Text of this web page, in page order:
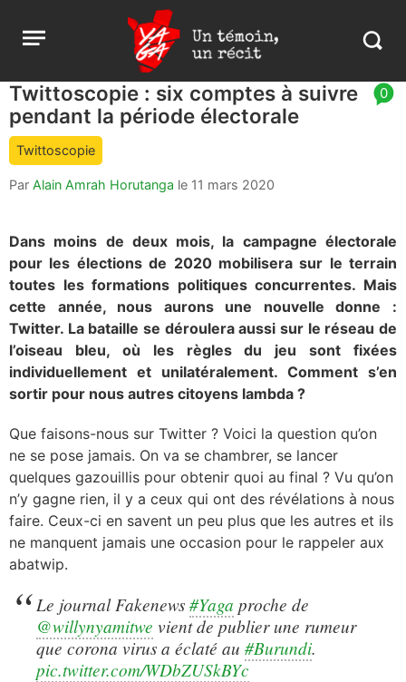
Open
menu
Yaga
Burundi
Search
article
comment
count
is:
0
Twittoscopie : six comptes à suivre
pendant la période électorale
Twittoscopie
Par Alain Amrah Horutanga le 11 mars 2020
Dans moins de deux mois, la campagne électorale
pour les élections de 2020 mobilisera sur le terrain
toutes les formations politiques concurrentes. Mais
cette année, nous aurons une nouvelle donne :
Twitter. La bataille se déroulera aussi sur le réseau de
l’oiseau bleu, où les règles du jeu sont fixées
individuellement et unilatéralement. Comment s’en
sortir pour nous autres citoyens lambda ?
Que faisons-nous sur Twitter ? Voici la question qu’on
ne se pose jamais. On va se chambrer, se lancer
quelques gazouillis pour obtenir quoi au final ? Vu qu’on
n’y gagne rien, il y a ceux qui ont des révélations à nous
faire. Ceux-ci en savent un peu plus que les autres et ils
ne manquent jamais une occasion pour le rappeler aux
abatwip.
Le journal Fakenews#Yaga proche de
@willynyamitwe vient de publier une rumeur
que corona virus a éclaté au #Burundi.
pic.twitter.com/WDbZUSkBYc